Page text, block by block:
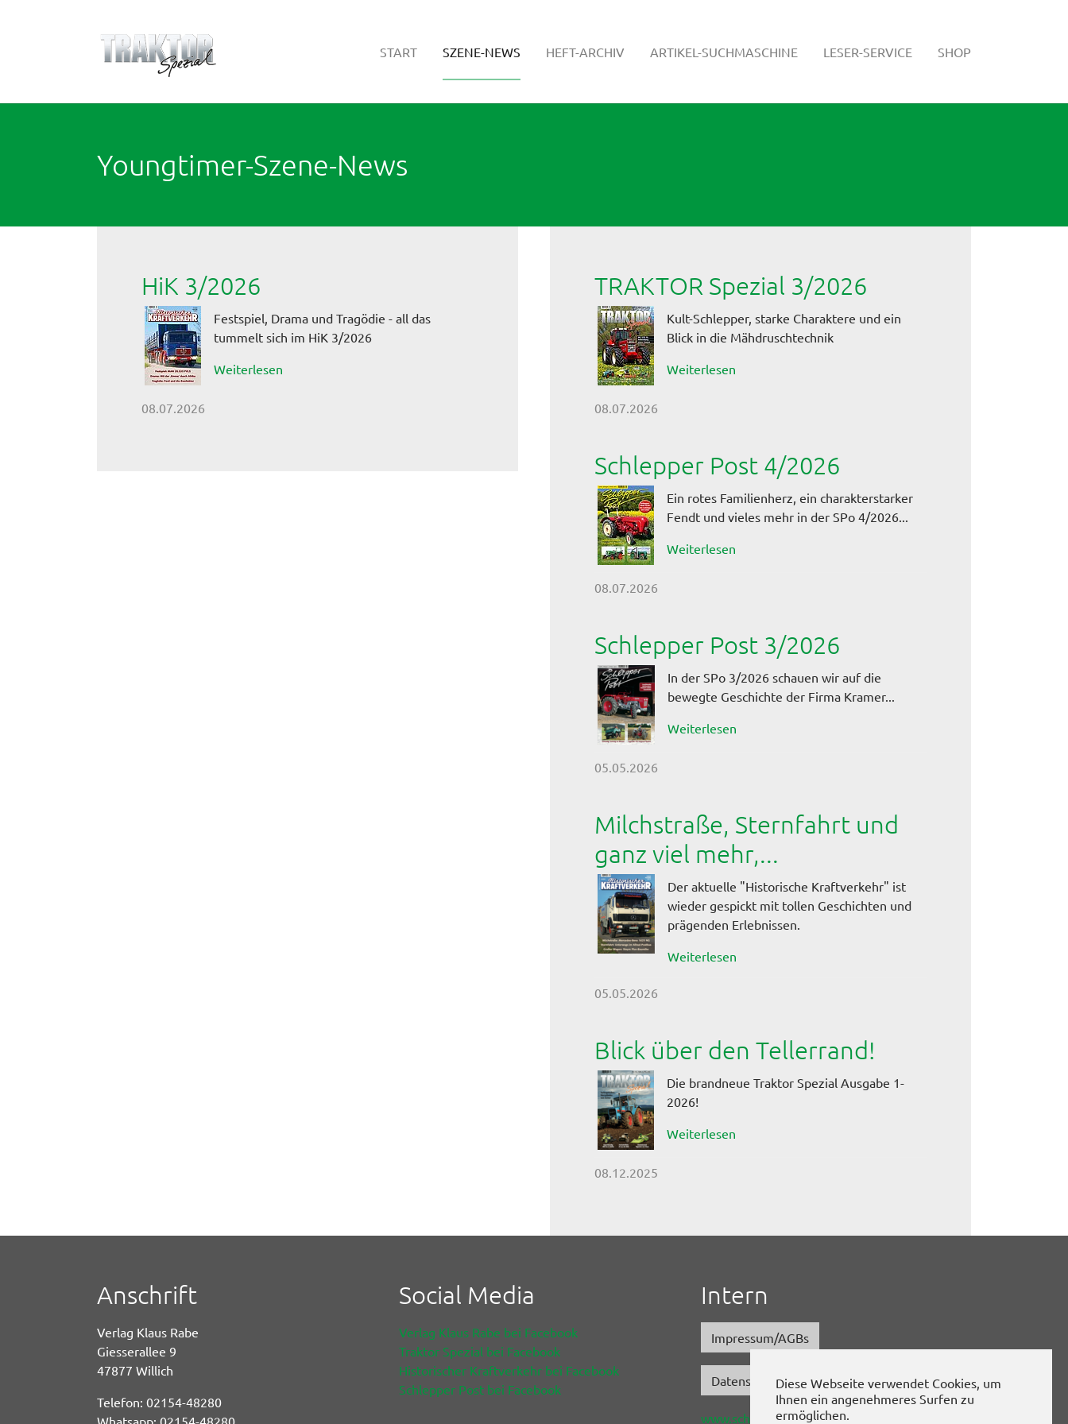
Diese Webseite verwendet Cookies, um
Ihnen ein angenehmeres Surfen zu
ermöglichen.
START SZENE-NEWS (CURRENT)
HEFT-ARCHIV ARTIKEL-SUCHMASCHINE LESER-SERVICE SHOP
Youngtimer-Szene-News
HiK 3/2026
Festspiel, Drama und Tragödie - all das
tummelt sich im HiK 3/2026
Weiterlesen
08.07.2026
TRAKTOR Spezial 3/2026
Kult-Schlepper, starke Charaktere und ein
Blick in die Mähdruschtechnik
Weiterlesen
08.07.2026
Schlepper Post 4/2026
Ein rotes Familienherz, ein charakterstarker
Fendt und vieles mehr in der SPo 4/2026...
Weiterlesen
08.07.2026
Schlepper Post 3/2026
In der SPo 3/2026 schauen wir auf die
bewegte Geschichte der Firma Kramer...
Weiterlesen
05.05.2026
Milchstraße, Sternfahrt und
ganz viel mehr,...
Der aktuelle "Historische Kraftverkehr" ist
wieder gespickt mit tollen Geschichten und
prägenden Erlebnissen.
Weiterlesen
05.05.2026
Blick über den Tellerrand!
Die brandneue Traktor Spezial Ausgabe 1-
2026!
Weiterlesen
08.12.2025
Anschrift
Verlag Klaus Rabe
Giesserallee 9
47877 Willich
Telefon: 02154-48280
Whatsapp: 02154-48280
Social Media
Verlag Klaus Rabe bei Facebook
Traktor Spezial bei Facebook
Historischer Kraftverkehr bei Facebook
Schlepper Post bei Facebook
Intern
Impressum/AGBs
Datenschutz
www.schlepper-post.de